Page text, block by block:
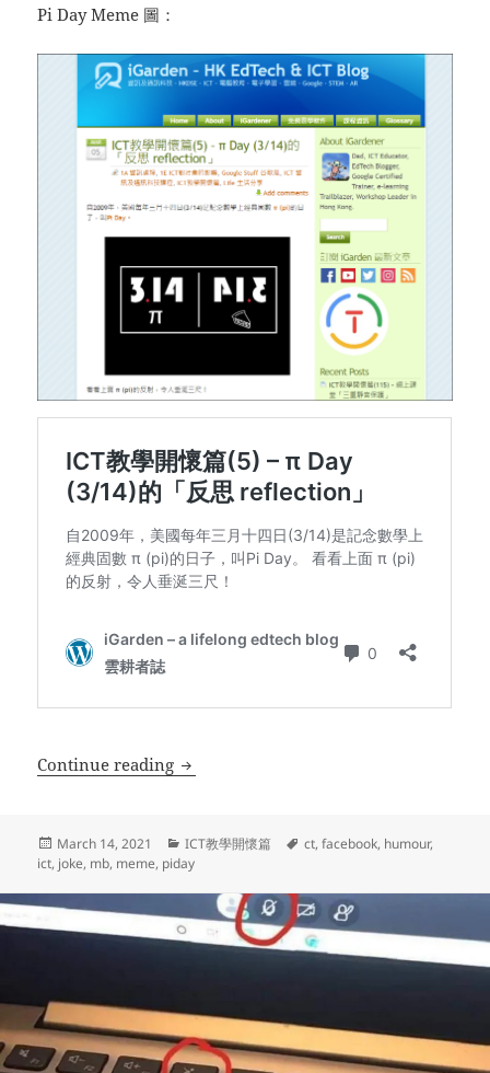
Pi Day Meme 圖：
Continue reading ICT教學開懷篇(116) – iGardener 老師 7
Posted
on
March 14, 2021 Categories
ICT教學開懷篇 Tags
ct,facebook, humour,
ict, joke, mb, meme, piday